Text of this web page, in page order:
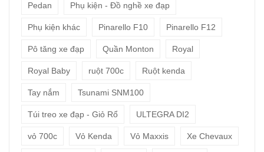
Pedan Phụ kiện - Đồ nghề xe đạp
Phụ kiện khác Pinarello F10 Pinarello F12
Pô tăng xe đạp Quần Monton Royal
Royal Baby ruột 700c Ruột kenda
Tay nắm Tsunami SNM100
Túi treo xe đạp - Giỏ Rổ ULTEGRA DI2
vỏ 700c Vỏ Kenda Vỏ Maxxis Xe Chevaux